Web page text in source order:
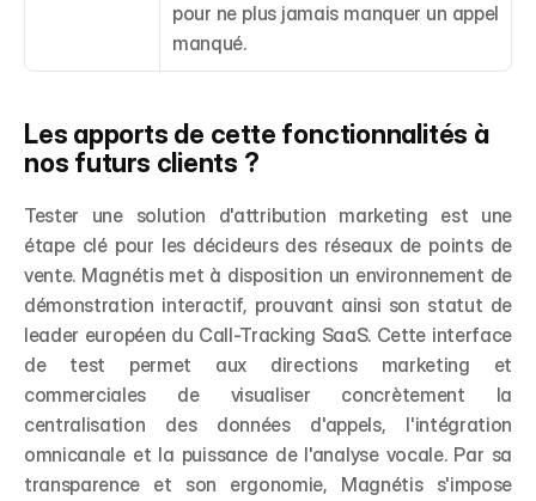
pour ne plus jamais manquer un appel
manqué.
Les apports de cette fonctionnalités à
nos futurs clients ?
Tester une solution d'attribution marketing est une
étape clé pour les décideurs des réseaux de points de
vente. Magnétis met à disposition un environnement de
démonstration interactif, prouvant ainsi son statut de
leader européen du Call-Tracking SaaS. Cette interface
de test permet aux directions marketing et
commerciales de visualiser concrètement la
centralisation des données d'appels, l'intégration
omnicanale et la puissance de l'analyse vocale. Par sa
transparence et son ergonomie, Magnétis s'impose